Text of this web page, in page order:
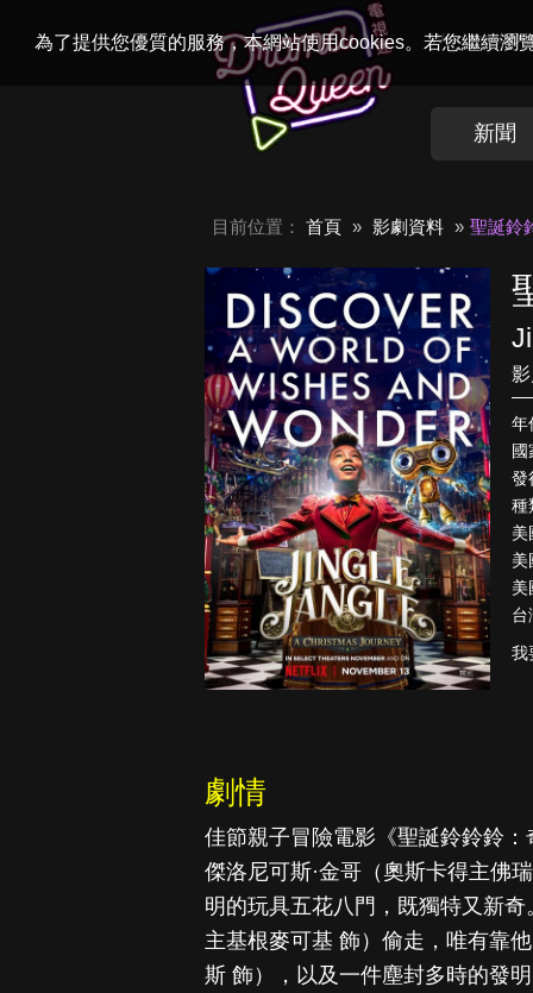
為了提供您優質的服務，本網站使用cookies。若您繼續瀏
Welcome to
新聞
目前位置： 首頁 影劇資料 聖誕鈴
年
國
發
種
美
美
美
台
我
劇情
佳節親子冒險電影《聖誕鈴鈴鈴
傑洛尼可斯·金哥（奧斯卡得主佛
明的玩具五花八門，既獨特又新
主基根麥可基 飾）偷走，唯有靠
斯 飾），以及一件塵封多時的發
降世神通：最
後的氣宗